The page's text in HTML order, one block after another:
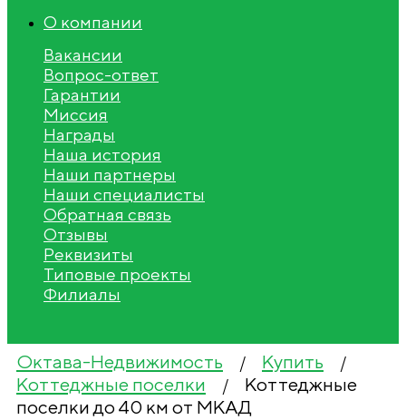
О компании
Вакансии
Вопрос-ответ
Гарантии
Миссия
Награды
Наша история
Наши партнеры
Наши специалисты
Обратная связь
Отзывы
Реквизиты
Типовые проекты
Филиалы
Октава-Недвижимость / Купить /
Коттеджные поселки /
Коттеджные
поселки до 40 км от МКАД